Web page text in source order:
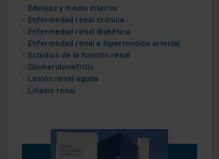
Edemas y medio interno
Enfermedad renal crónica
Enfermedad renal diabética
Enfermedad renal e hipertensión arterial
Estudios de la función renal
Glomerulonefritis
Lesión renal aguda
Litiasis renal